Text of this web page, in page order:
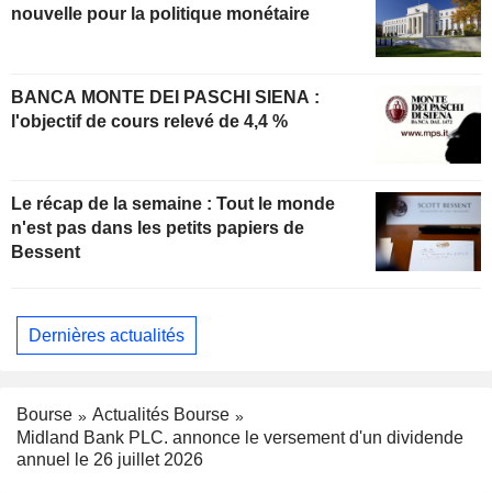
nouvelle pour la politique monétaire
BANCA MONTE DEI PASCHI SIENA :
l'objectif de cours relevé de 4,4 %
Le récap de la semaine : Tout le monde
n'est pas dans les petits papiers de
Bessent
Dernières actualités
Bourse
Actualités Bourse
Midland Bank PLC. annonce le versement d'un dividende
annuel le 26 juillet 2026